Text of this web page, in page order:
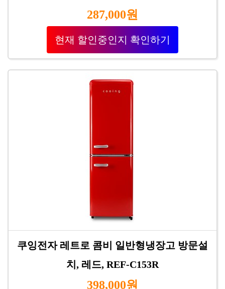
287,000원
현재 할인중인지 확인하기
쿠잉전자 레트로 콤비 일반형냉장고 방문설
치, 레드, REF-C153R
398,000원